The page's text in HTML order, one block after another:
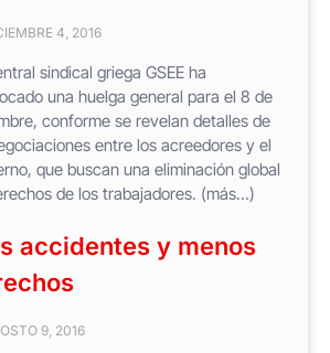
4, 2016
sindical griega GSEE ha
una huelga general para el 8 de
conforme se revelan detalles de
entre los acreedores y el
que buscan una eliminación global
de los trabajadores. (más…)
accidentes y menos
9, 2016